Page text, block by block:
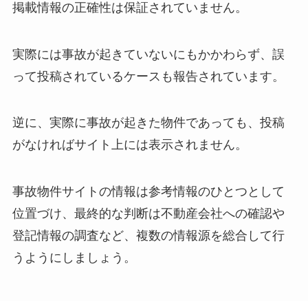
掲載情報の正確性は保証されていません。
実際には事故が起きていないにもかかわらず、誤
って投稿されているケースも報告されています。
逆に、実際に事故が起きた物件であっても、投稿
がなければサイト上には表示されません。
事故物件サイトの情報は参考情報のひとつとして
位置づけ、最終的な判断は不動産会社への確認や
登記情報の調査など、複数の情報源を総合して行
うようにしましょう。